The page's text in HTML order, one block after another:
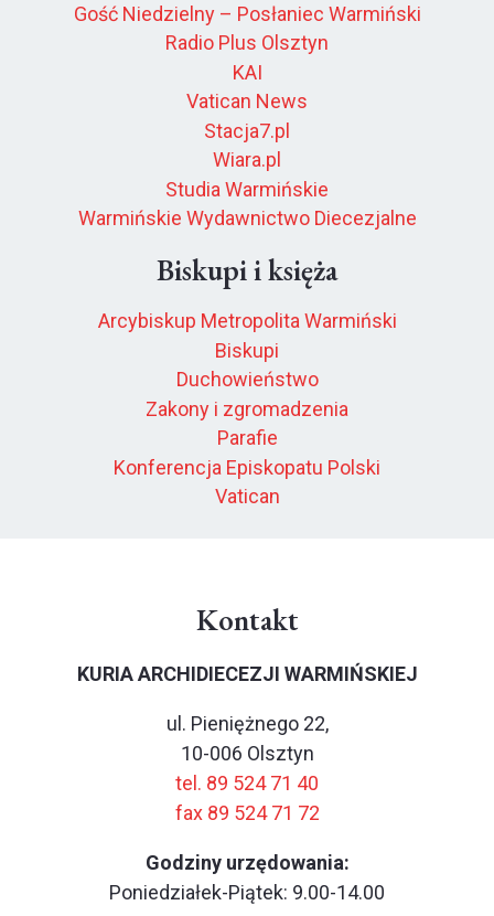
Gość Niedzielny – Posłaniec Warmiński
Radio Plus Olsztyn
KAI
Vatican News
Stacja7.pl
Wiara.pl
Studia Warmińskie
Warmińskie Wydawnictwo Diecezjalne
Biskupi i księża
Arcybiskup Metropolita Warmiński
Biskupi
Duchowieństwo
Zakony i zgromadzenia
Parafie
Konferencja Episkopatu Polski
Vatican
Kontakt
KURIA ARCHIDIECEZJI WARMIŃSKIEJ
ul. Pieniężnego 22,
10-006 Olsztyn
tel. 89 524 71 40
fax 89 524 71 72
Godziny urzędowania:
Poniedziałek-Piątek: 9.00-14.00